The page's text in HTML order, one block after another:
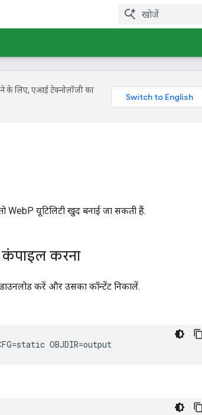
के लिए, एआई टेक्नोलॉजी का
WebP यूटिलिटी खुद बनाई जा सकती हैं.
करना
डाउनलोड करें और उसका कॉन्टेंट निकालें.